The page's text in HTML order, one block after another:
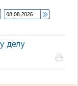
делу